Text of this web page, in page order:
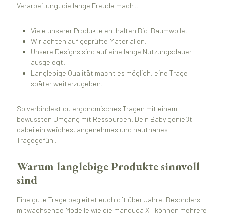
Verarbeitung, die lange Freude macht.
Viele unserer Produkte enthalten Bio-Baumwolle.
Wir achten auf geprüfte Materialien.
Unsere Designs sind auf eine lange Nutzungsdauer
ausgelegt.
Langlebige Qualität macht es möglich, eine Trage
später weiterzugeben.
So verbindest du ergonomisches Tragen mit einem
bewussten Umgang mit Ressourcen. Dein Baby genießt
dabei ein weiches, angenehmes und hautnahes
Tragegefühl.
Warum langlebige Produkte sinnvoll
sind
Eine gute Trage begleitet euch oft über Jahre. Besonders
mitwachsende Modelle wie die manduca XT können mehrere